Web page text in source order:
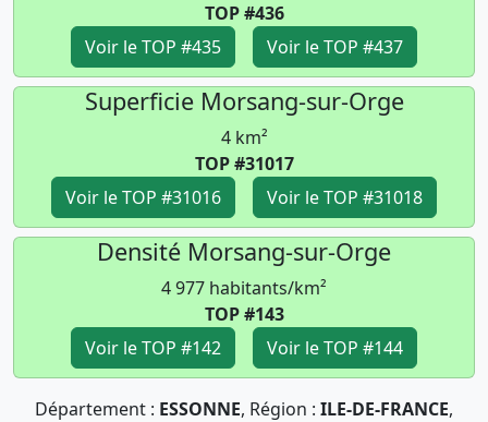
TOP #436
Voir le TOP #435
Voir le TOP #437
Superficie Morsang-sur-Orge
4 km²
TOP #31017
Voir le TOP #31016
Voir le TOP #31018
Densité Morsang-sur-Orge
4 977 habitants/km²
TOP #143
Voir le TOP #142
Voir le TOP #144
Département : ESSONNE, Région : ILE-DE-FRANCE,